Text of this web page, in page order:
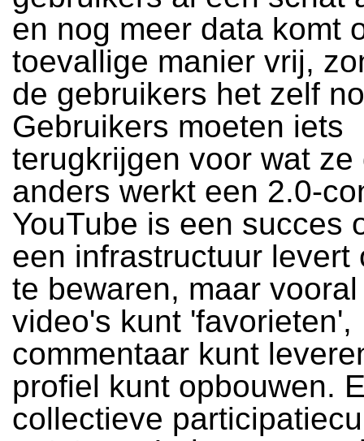
en nog meer data komt
toevallige manier vrij,
de gebruikers het zelf
Gebruikers moeten iets
terugkrijgen voor wat ze
anders werkt een 2.0-
YouTube is een succes
een infrastructuur levert
te bewaren, maar
video's kunt 'favorieten',
commentaar kunt
profiel kunt opbouwen.
collectieve